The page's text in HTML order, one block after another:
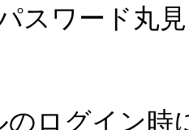
スワード丸
ログイン時